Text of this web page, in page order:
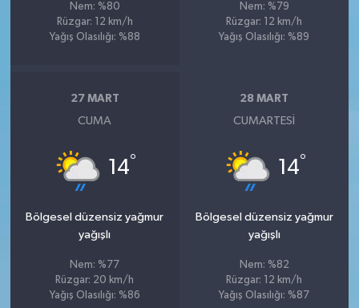
Nem: %80
Rüzgar: 12 km/h
Yağış Olasılığı: %88
Nem: %79
Rüzgar: 12 km/h
Yağış Olasılığı: %89
27 MART
CUMA
14°
Bölgesel düzensiz yağmur
yağışlı
Nem: %77
Rüzgar: 20 km/h
Yağış Olasılığı: %86
28 MART
CUMARTESI
14°
Bölgesel düzensiz yağmur
yağışlı
Nem: %82
Rüzgar: 12 km/h
Yağış Olasılığı: %87